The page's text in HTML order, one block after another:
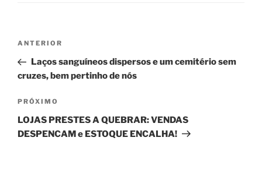
Navegação
Post
Post
anterior
ANTERIOR
Laços sanguíneos dispersos e um cemitério sem
cruzes, bem pertinho de nós
Próximo
post
PRÓXIMO
LOJAS PRESTES A QUEBRAR: VENDAS
DESPENCAM e ESTOQUE ENCALHA!